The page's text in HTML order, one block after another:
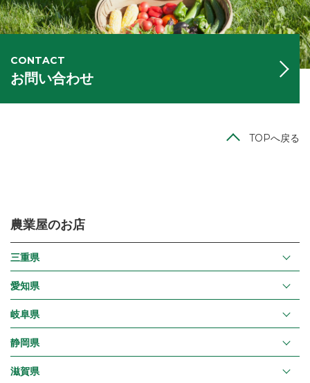
CONTACT
お問い合わせ
TOPへ戻る
農業屋のお店
三重県
愛知県
岐阜県
静岡県
滋賀県